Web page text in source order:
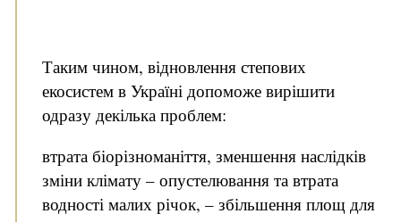
Таким чином, відновлення степових
екосистем в Україні допоможе вирішити
одразу декілька проблем:
втрата біорізноманіття, зменшення наслідків
зміни клімату – опустелювання та втрата
водності малих річок, – збільшення площ для